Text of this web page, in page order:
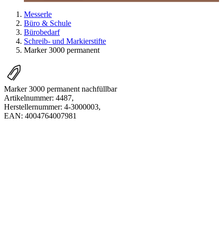
Messerle
Büro & Schule
Bürobedarf
Schreib- und Markierstifte
Marker 3000 permanent
Marker 3000 permanent nachfüllbar
Artikelnummer: 4487,
Herstellernummer: 4-3000003,
EAN: 4004764007981